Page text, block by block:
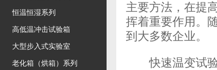
恒温恒湿系列
高低温冲击试验箱
大型步入式实验室
老化箱（烘箱）系列
主要方法，在提
挥着重要作用。
到大多数企业。
快速温变试